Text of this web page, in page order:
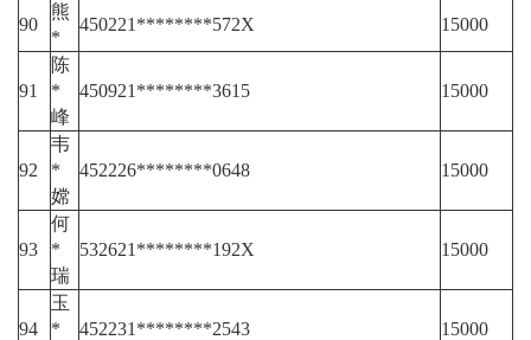
90
熊
*
450221********572X 15000
91
陈
*
峰
450921********3615 15000
92
韦
*
嫦
452226********0648 15000
93
何
*
瑞
532621********192X 15000
94
玉
*
452231********2543 15000